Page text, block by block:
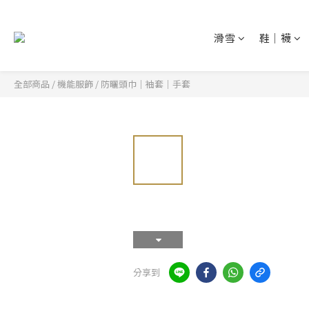
滑雪 鞋│襪
全部商品 /機能服飾 / 防曬頭巾│袖套│手套
分享到